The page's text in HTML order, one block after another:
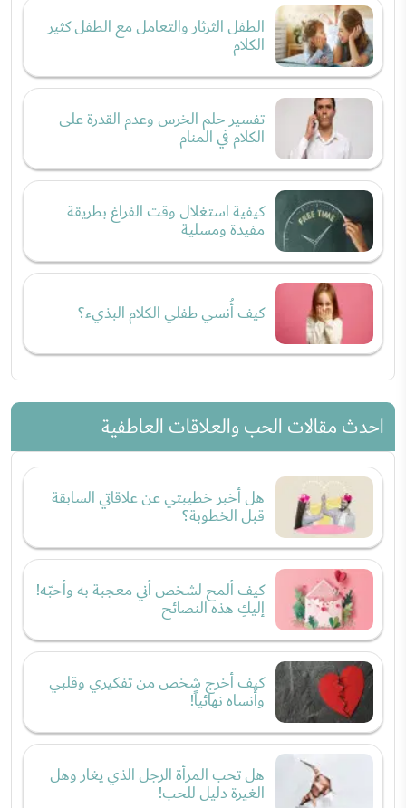
الطفل الثرثار والتعامل مع الطفل كثير
الكلام
تفسير حلم الخرس وعدم القدرة على
الكلام في المنام
كيفية استغلال وقت الفراغ بطريقة
مفيدة ومسلية
كيف أُنسي طفلي الكلام البذيء؟
احدث مقالات الحب والعلاقات العاطفية
هل أخبر خطيبتي عن علاقاتي السابقة
قبل الخطوبة؟
كيف ألمح لشخص أني معجبة به وأحبّه!
إليكِ هذه النصائح
كيف أخرج شخص من تفكيري وقلبي
وأنساه نهائياً!
هل تحب المرأة الرجل الذي يغار وهل
الغيرة دليل للحب!